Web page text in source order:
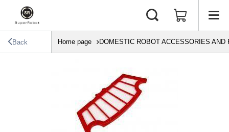
Back Home page DOMESTIC ROBOT ACCESSORIES AND